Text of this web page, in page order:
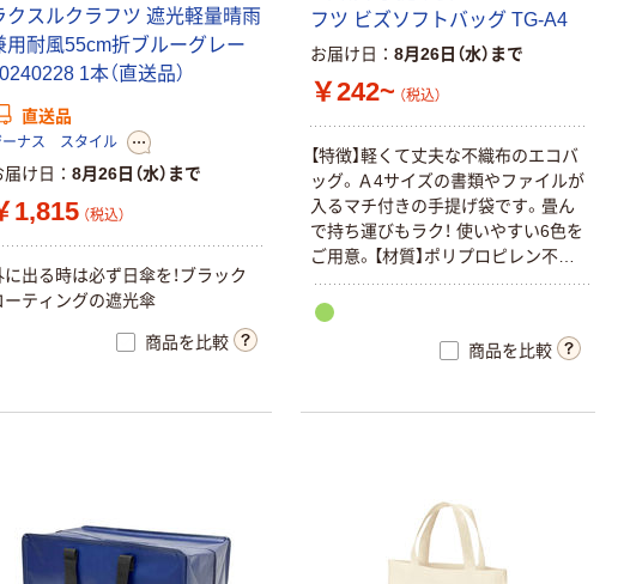
ク ス ルク ラ フツ 遮光軽量晴雨
用 耐風55cm折ブルーグレー
240228 1本（直送品）
直送品
ーナス スタイル
届け日 8月26日（水）まで
1,815 （税込）
に出る時は必ず 日傘を！ブラック
ーティ ングの遮光傘
商品を比較
フツ ビズソ フ トバッグ TG-A4
お届け日 8月26日（水）まで
￥242~ （税込）
【特徴】軽く て丈夫な不織布のエコ バ
ッグ。 Ａ4サイ ズの書類やフ ァイ ルが
入 るマチ付きの手提げ袋です。 畳ん
で持ち運びもラク ！ 使いやすい6色を
ご用意。 【材質】 ポ リ プロ ピ レン不
布90ｇ／m2
商品を比較